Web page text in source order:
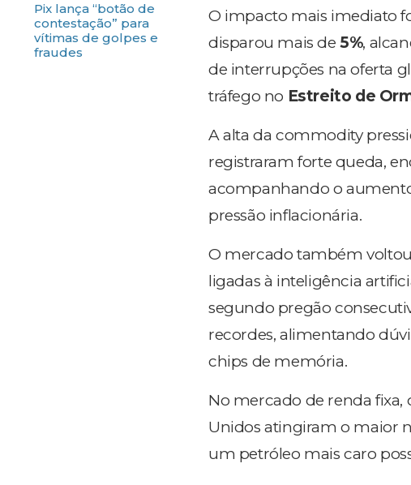
Pix lança “botão de
contestação” para
vítimas de golpes e
fraudes
O impacto mais imediato
disparou mais de5%,
de interrupções na oferta
tráfego no Estreito de
A alta da commodity
registraram forte queda,
acompanhando o
pressão inflacionária.
O mercado também voltou
ligadas à inteligência
segundo pregão
recordes, alimentando
chips de memória.
No mercado de renda fixa,
Unidos atingiram o maior
um petróleo mais caro